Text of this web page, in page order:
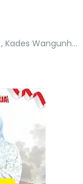
, Kades Wangunharja H. Ganda Hadiahkan Mushola untuk Warga dari Dana Pribadi ‎